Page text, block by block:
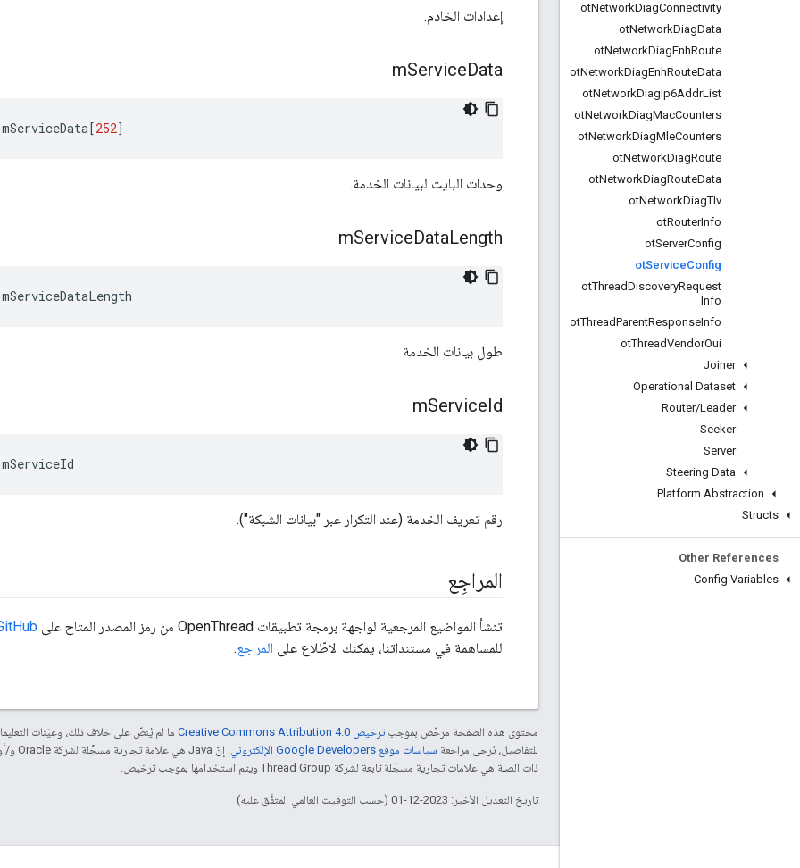
otNetworkDiagConnectivity
otNetworkDiagData
otNetworkDiagEnhRoute
otNetworkDiagEnhRouteData
otNetworkDiagIp6AddrList
otNetworkDiagMacCounters
otNetworkDiagMleCounters
otNetworkDiagRoute
otNetworkDiagRouteData
otNetworkDiagTlv
otRouterInfo
otServerConfig
otServiceConfig
otThreadDiscoveryRequest
Info
otThreadParentResponseInfo
otThreadVendorOui
Joiner
Operational Dataset
Router/Leader
Seeker
Server
Steering Data
Platform Abstraction
Structs
Other References
Config Variables
إعدادات الخادم.
mServiceData
mServiceData[252]
وحدات البايت لبيانات الخدمة.
mServiceDataLength
mServiceDataLength
طول بيانات الخدمة
mServiceId
mServiceId
رقم تعريف الخدمة (عند التكرار عبر "بيانات الشبكة").
المراجِع
تنشأ المواضيع المرجعية لواجهة برمجة تطبيقات OpenThread من رمز المصدر المتاح على
للمساهمة في مستنداتنا، يمكنك الاطّلاع على المراجع.
محتوى هذه الصفحة مرخّص بموجبترخيص Creative Commons Attribution 4.0‏
ما لم يُنصّ على خلاف ذلك، وعيّنات
للتفاصيل، يُرجى مراجعة سياسات موقع Google Developers الإلكتروني
ذات الصلة هي علامات تجارية مسجّلة تابعة لشركة Thread Group ويتم استخدامها بموجب ترخيص.
تاريخ التعديل الأخير: 2023-12-01 (حسب التوقيت العالمي المتفَّق عليه)